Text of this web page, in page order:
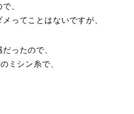
、
ってことはないですが、
ったので、
ミシン糸で、